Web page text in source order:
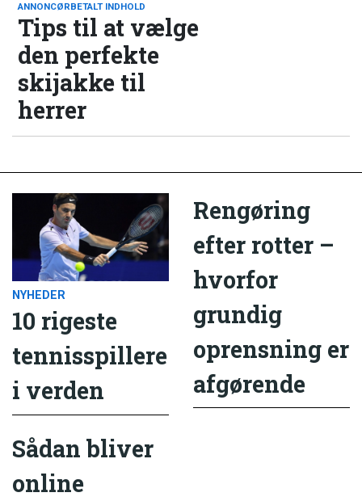
ANNONCØRBETALT INDHOLD
Tips til at vælge
den perfekte
skijakke til
herrer
NYHEDER
10 rigeste
tennisspillere
i verden
Rengøring
efter rotter –
hvorfor
grundig
oprensning er
afgørende
Sådan bliver
online